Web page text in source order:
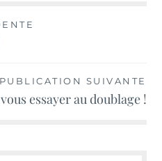
PUBLICATION SUIVANTE
essayer au doublage !